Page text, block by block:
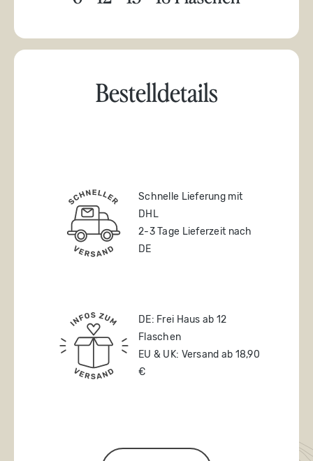
Bestelldetails
Schnelle Lieferung mit
DHL
2-3 Tage Lieferzeit nach
DE
DE: Frei Haus ab 12
Flaschen
EU & UK: Versand ab 18,90
€